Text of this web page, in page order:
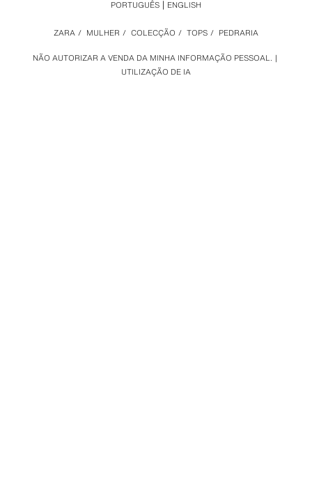
NÃO AUTORIZAR A VENDA DA MINHA INFORMAÇÃO PESSOAL.
UTILIZAÇÃO DE IA
ZARA / MULHER / COLECÇÃO / TOPS / PEDRARIA
PORTUGUÊS ENGLISH